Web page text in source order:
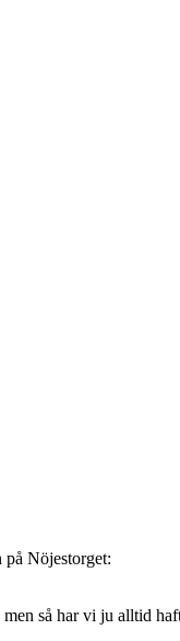
Nöjestorget:
så har vi ju alltid